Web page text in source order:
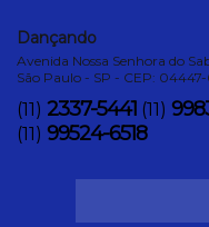
Dançando
Avenida Nossa Senhora do
São Paulo - SP - CEP:
(11) 2337-5441 (11)
(11) 99524-6518